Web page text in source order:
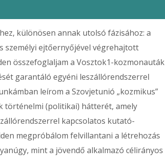
különösen annak utolsó fázisához: a
személyi ejtőernyőjével végrehajtott
összefoglaljam a Vosztok1-kozmonauták
garantáló egyéni leszállórendszerrel
leírom a Szovjetunió „kozmikus”
történelmi (politikai) hátterét, amely
kapcsolatos kutató-
megpróbálom felvillantani a létrehozás
mint a jövendő alkalmazó célirányos